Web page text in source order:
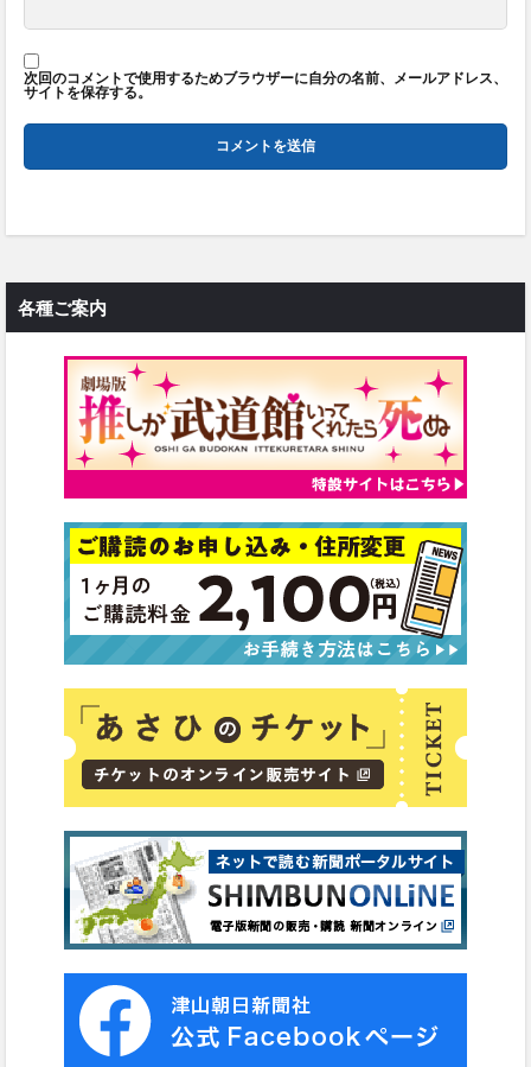
次回のコメントで使用するためブラウザーに自分の名前、メールアドレス、
サイトを保存する。
各種ご案内